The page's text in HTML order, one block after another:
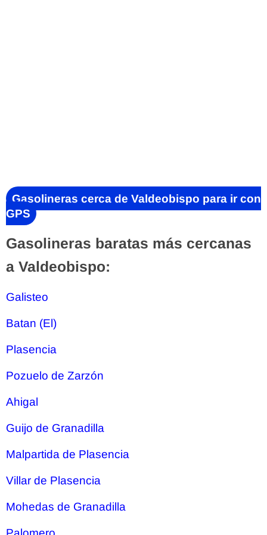
Gasolineras cerca de Valdeobispo para ir con
GPS
Gasolineras baratas más cercanas
a Valdeobispo:
Galisteo
Batan (El)
Plasencia
Pozuelo de Zarzón
Ahigal
Guijo de Granadilla
Malpartida de Plasencia
Villar de Plasencia
Mohedas de Granadilla